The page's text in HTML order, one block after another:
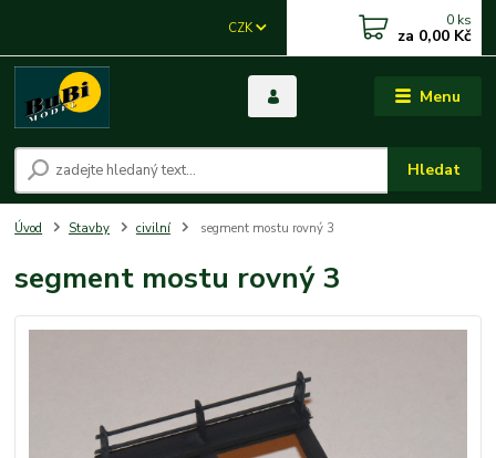
Menu
CZK
Hledat
0 ks
za 0,00 Kč
Úvod Stavby civilní segment mostu rovný 3
segment mostu rovný 3